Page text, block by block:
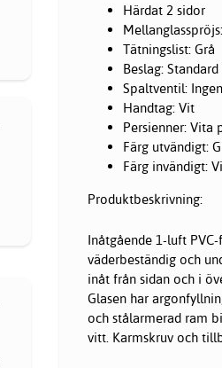
Härdat 2 sidor
Tätningslist: Grå
Beslag: Standard
Spaltventil:
Handtag: Vit
Persienner: Vita
Färg utvändigt:
Färg invändigt:
Produktbeskrivning:
Inåtgående 1-luft
väderbeständig och
inåt från sidan och i
Glasen har
och stålarmerad ram
vitt. Karmskruv och